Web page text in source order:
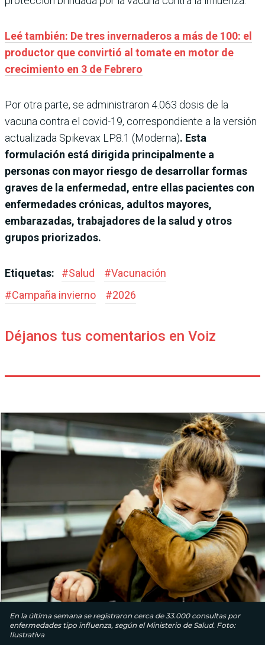
Leé también: De tres invernaderos a más de 100: el
productor que convirtió al tomate en motor de
crecimiento en 3 de Febrero
Por otra parte, se administraron 4.063 dosis de la
vacuna contra el covid-19, correspondiente a la versión
actualizada Spikevax LP.8.1 (Moderna). Esta
formulación está dirigida principalmente a
personas con mayor riesgo de desarrollar formas
graves de la enfermedad, entre ellas pacientes con
enfermedades crónicas, adultos mayores,
embarazadas, trabajadores de la salud y otros
grupos priorizados.
Etiquetas: #Salud #Vacunación
#Campaña invierno #2026
Déjanos tus comentarios en Voiz
En la última semana se registraron cerca de 33.000 consultas por
enfermedades tipo influenza, según el Ministerio de Salud. Foto:
Ilustrativa